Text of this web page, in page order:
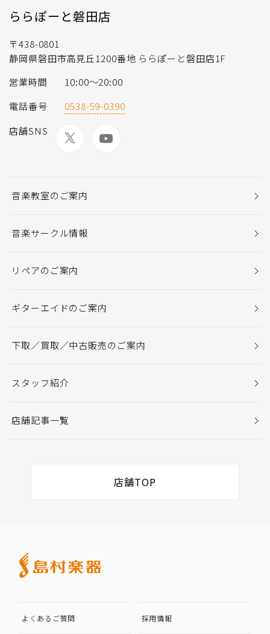
ららぽーと磐田店
〒438-0801
静岡県磐田市高見丘1200番地 ららぽーと磐田店1F
営業時間
10:00～20:00
電話番号
0538-59-0390
店舗SNS
音楽教室のご案内
音楽サークル情報
リペアのご案内
ギターエイドのご案内
下取／買取／中古販売のご案内
スタッフ紹介
店舗記事一覧
店舗TOP
よくあるご質問 採用情報